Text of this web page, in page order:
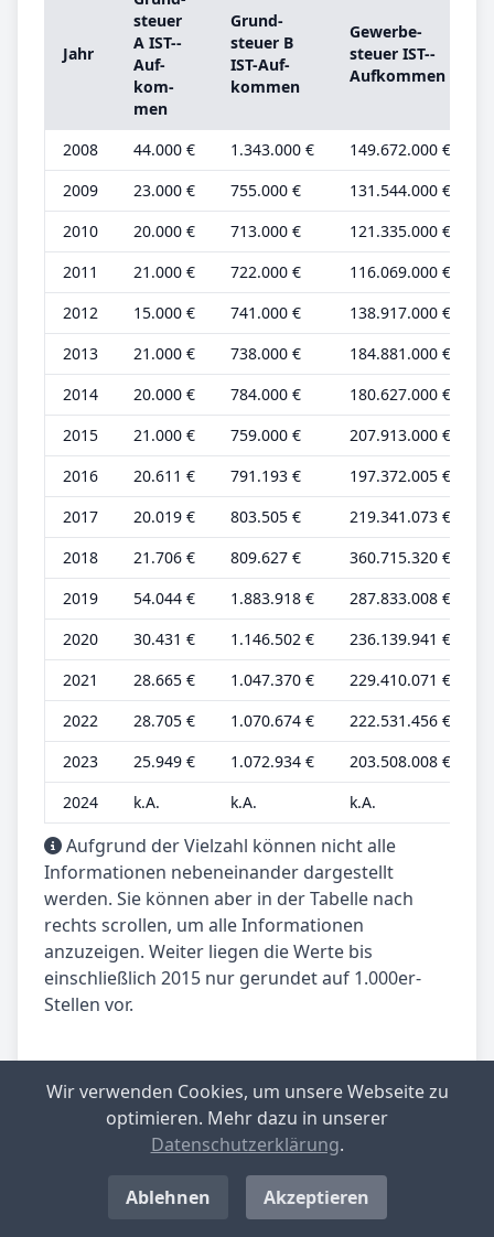
Jahr
steu­er
A IST-­
Auf­
kom­
men
Grund­
steu­er B
IST-­Auf­
kom­men
Ge­wer­be­
steu­er IST-­
Auf­kom­men
2008 44.000 € 1.343.000 € 149.672.000 €
2009
23.000 € 755.000 € 131.544.000 €
2010
20.000 € 713.000 € 121.335.000 €
2011
21.000 € 722.000 € 116.069.000 €
2012
15.000 € 741.000 € 138.917.000 €
2013
21.000 € 738.000 € 184.881.000 €
2014
20.000 € 784.000 € 180.627.000 €
2015
21.000 € 759.000 € 207.913.000 €
2016
20.611 € 791.193 € 197.372.005 €
2017
20.019 € 803.505 € 219.341.073 €
2018
21.706 € 809.627 € 360.715.320 €
2019
54.044 € 1.883.918 € 287.833.008 €
2020
30.431 € 1.146.502 € 236.139.941 €
2021
28.665 € 1.047.370 € 229.410.071 €
2022
28.705 € 1.070.674 € 222.531.456 €
2023
25.949 € 1.072.934 € 203.508.008 €
2024
k.A. k.A. k.A.
Aufgrund der Vielzahl können nicht alle
Informationen nebeneinander dargestellt
werden. Sie können aber in der Tabelle nach
rechts scrollen, um alle Informationen
anzuzeigen. Weiter liegen die Werte bis
einschließlich 2015 nur gerundet auf 1.000er-
Stellen vor.
Dieser Beitrag wird betreut von:
Matthias Kühn, Data-Analyst
gewerbesteuer.net.
Spezialist für Datenanalyse.
Wir verwenden Cookies, um unsere Webseite zu
optimieren. Mehr dazu in unserer
Datenschutzerklärung.
Ablehnen Akzeptieren